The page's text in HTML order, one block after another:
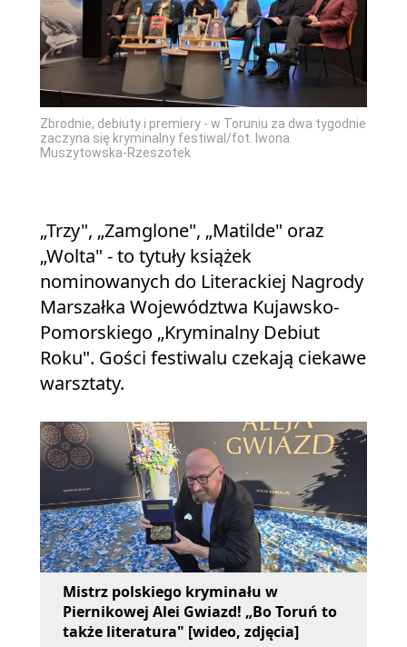
Zbrodnie, debiuty i premiery - w Toruniu za dwa tygodnie
zaczyna się kryminalny festiwal/fot. Iwona
Muszytowska-Rzeszotek
„Trzy", „Zamglone", „Matilde" oraz
„Wolta" - to tytuły książek
nominowanych do Literackiej Nagrody
Marszałka Województwa Kujawsko-
Pomorskiego „Kryminalny Debiut
Roku". Gości festiwalu czekają ciekawe
warsztaty.
Mistrz polskiego kryminału w
Piernikowej Alei Gwiazd! „Bo Toruń to
także literatura" [wideo, zdjęcia]